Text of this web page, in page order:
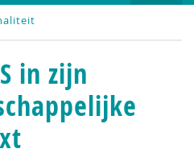
in zijn